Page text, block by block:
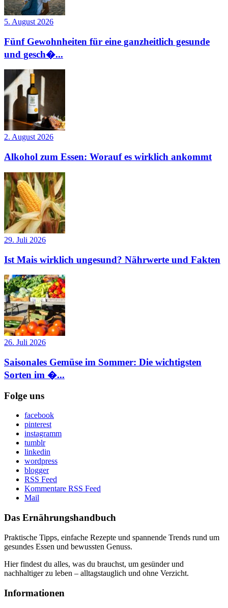
5. August 2026
Fünf Gewohnheiten für eine ganzheitlich gesunde
und gesch�...
2. August 2026
Alkohol zum Essen: Worauf es wirklich ankommt
29. Juli 2026
Ist Mais wirklich ungesund? Nährwerte und Fakten
26. Juli 2026
Saisonales Gemüse im Sommer: Die wichtigsten
Sorten im �...
Folge uns
facebook
pinterest
instagramm
tumblr
linkedin
wordpress
blogger
RSS Feed
Kommentare RSS Feed
Mail
Das Ernährungshandbuch
Praktische Tipps, einfache Rezepte und spannende Trends rund um
gesundes Essen und bewussten Genuss.
Hier findest du alles, was du brauchst, um gesünder und
nachhaltiger zu leben – alltagstauglich und ohne Verzicht.
Informationen